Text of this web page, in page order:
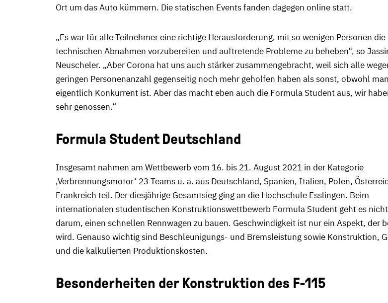
Ort um das Auto kümmern. Die statischen Events fanden dagegen online statt.
„Es war für alle Teilnehmer eine richtige Herausforderung, mit so wenigen Personen die
technischen Abnahmen vorzubereiten und auftretende Probleme zu beheben“, so
Neuscheler. „Aber Corona hat uns auch stärker zusammengebracht, weil sich alle
geringen Personenanzahl gegenseitig noch mehr geholfen haben als sonst, obwohl
eigentlich Konkurrent ist. Aber das macht eben auch die Formula Student aus, wir
sehr genossen.“
Formula Student Deutschland
Insgesamt nahmen am Wettbewerb vom 16. bis 21. August 2021 in der Kategorie
‚Verbrennungsmotor‘ 23 Teams u. a. aus Deutschland, Spanien, Italien, Polen,
Frankreich teil. Der diesjährige Gesamtsieg ging an die Hochschule Esslingen. Beim
internationalen studentischen Konstruktionswettbewerb Formula Student geht es
darum, einen schnellen Rennwagen zu bauen. Geschwindigkeit ist nur ein Aspekt, der
wird. Genauso wichtig sind Beschleunigungs- und Bremsleistung sowie Konstruktion,
und die kalkulierten Produktionskosten.
Besonderheiten der Konstruktion des F-115